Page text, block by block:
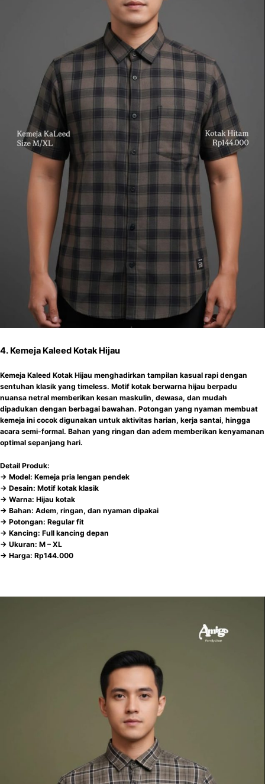
4. Kemeja Kaleed Kotak Hijau
Kemeja Kaleed Kotak Hijau menghadirkan tampilan kasual rapi dengan
sentuhan klasik yang timeless. Motif kotak berwarna hijau berpadu
nuansa netral memberikan kesan maskulin, dewasa, dan mudah
dipadukan dengan berbagai bawahan. Potongan yang nyaman membuat
kemeja ini cocok digunakan untuk aktivitas harian, kerja santai, hingga
acara semi-formal. Bahan yang ringan dan adem memberikan kenyamanan
optimal sepanjang hari.
Detail Produk:
-> Model: Kemeja pria lengan pendek
-> Desain: Motif kotak klasik
-> Warna: Hijau kotak
-> Bahan: Adem, ringan, dan nyaman dipakai
-> Potongan: Regular fit
-> Kancing: Full kancing depan
-> Ukuran: M – XL
-> Harga: Rp144.000